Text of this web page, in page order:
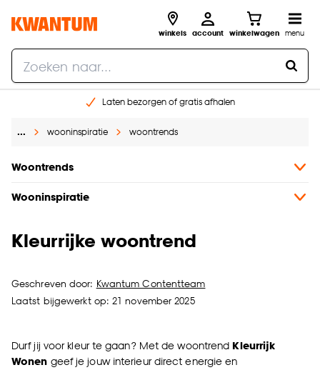
winkels account winkelwagen menu
Laten bezorgen of gratis afhalen
Gratis raam advies en opmeten aan huis
… wooninspiratie woontrends
Woontrends
Wooninspiratie
Kleurrijke woontrend
Geschreven door: Kwantum Contentteam
Laatst bijgewerkt op: 21 november 2025
Durf jij voor kleur te gaan? Met de woontrend Kleurrijk
Wonen geef je jouw interieur direct energie en